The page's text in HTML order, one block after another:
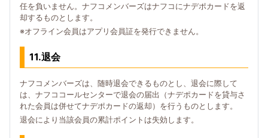
任を負いません。ナフコメンバーズはナフコにナデポカードを返
却するものとします。
※オフライン会員はアプリ会員証を発行できません。
11.退会
ナフコメンバーズは、随時退会できるものとし、退会に際して
は、ナフココールセンターで退会の届出（ナデポカードを貸与さ
れた会員は併せてナデポカードの返却）を行うものとします。
退会により当該会員の累計ポイントは失効します。